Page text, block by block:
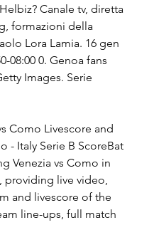
Canale tv, diretta
formazioni della
Lora Lamia. 16 gen
08:00 0. Genoa fans
Images. Serie
Como Livescore and
- Italy Serie B ScoreBat
Venezia vs Como in
providing live video,
and livescore of the
line-ups, full match